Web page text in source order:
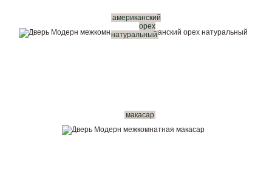
американский
орех
натуральный
макасар